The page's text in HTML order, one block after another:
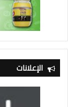
الإعلانات